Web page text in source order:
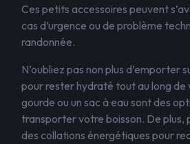
Ces petits accessoires peuvent
cas d’urgence ou de problème
randonnée.
N’oubliez pas non plus d’emporter
pour rester hydraté tout au long de
gourde ou un sac à eau sont des
transporter votre boisson. De plus,
des collations énergétiques pour